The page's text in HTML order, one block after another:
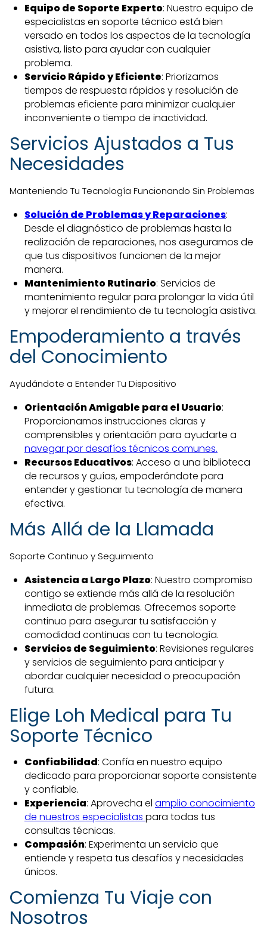
Equipo de Soporte Experto: Nuestro equipo de
especialistas en soporte técnico está bien
versado en todos los aspectos de la tecnología
asistiva, listo para ayudar con cualquier
problema.
Servicio Rápido y Eficiente: Priorizamos
tiempos de respuesta rápidos y resolución de
problemas eficiente para minimizar cualquier
inconveniente o tiempo de inactividad.
Servicios Ajustados a Tus
Necesidades
Manteniendo Tu Tecnología Funcionando Sin Problemas
Solución de Problemas y Reparaciones:
Desde el diagnóstico de problemas hasta la
realización de reparaciones, nos aseguramos de
que tus dispositivos funcionen de la mejor
manera.
Mantenimiento Rutinario: Servicios de
mantenimiento regular para prolongar la vida útil
y mejorar el rendimiento de tu tecnología asistiva.
Empoderamiento a través
del Conocimiento
Ayudándote a Entender Tu Dispositivo
Orientación Amigable para el Usuario:
Proporcionamos instrucciones claras y
comprensibles y orientación para ayudarte a
navegar por desafíos técnicos comunes.
Recursos Educativos: Acceso a una biblioteca
de recursos y guías, empoderándote para
entender y gestionar tu tecnología de manera
efectiva.
Más Allá de la Llamada
Soporte Continuo y Seguimiento
Asistencia a Largo Plazo: Nuestro compromiso
contigo se extiende más allá de la resolución
inmediata de problemas. Ofrecemos soporte
continuo para asegurar tu satisfacción y
comodidad continuas con tu tecnología.
Servicios de Seguimiento: Revisiones regulares
y servicios de seguimiento para anticipar y
abordar cualquier necesidad o preocupación
futura.
Elige Loh Medical para Tu
Soporte Técnico
Confiabilidad: Confía en nuestro equipo
dedicado para proporcionar soporte consistente
y confiable.
Experiencia: Aprovecha el amplio conocimiento
de nuestros especialistas para todas tus
consultas técnicas.
Compasión: Experimenta un servicio que
entiende y respeta tus desafíos y necesidades
únicos.
Comienza Tu Viaje con
Nosotros